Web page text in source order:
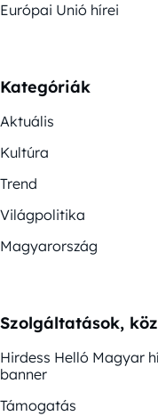
Európai Unió hírei
Kategóriák
Aktuális
Kultúra
Trend
Világpolitika
Magyarország
Szolgáltatások,
Hirdess Helló Magyar
banner
Támogatás